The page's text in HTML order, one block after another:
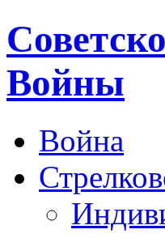
Войны
Война